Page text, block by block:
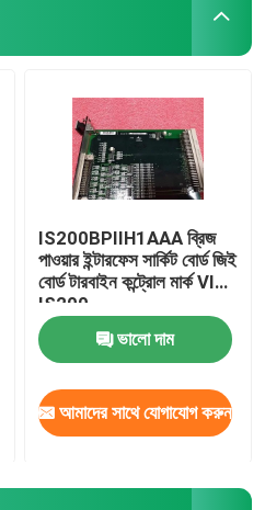
IS200BPIIH1AAA ব্রিজ
পাওয়ার ইন্টারফেস সার্কিট বোর্ড জিই
বোর্ড টারবাইন কন্ট্রোল মার্ক VI
IS200
ভালো দাম
আমাদের সাথে যোগাযোগ করুন